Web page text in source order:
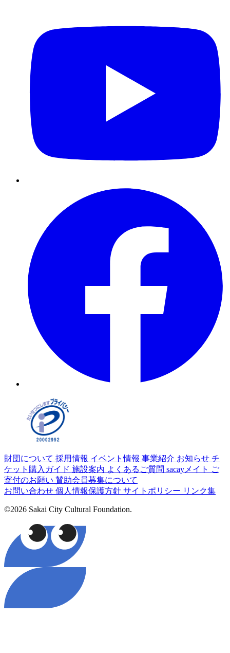
財団について 採用情報 イベント情報 事業紹介 お知らせ チ
ケット購入ガイド 施設案内 よくあるご質問 sacayメイト ご
寄付のお願い 賛助会員募集について
お問い合わせ 個人情報保護方針 サイトポリシー リンク集
©2026 Sakai City Cultural Foundation.